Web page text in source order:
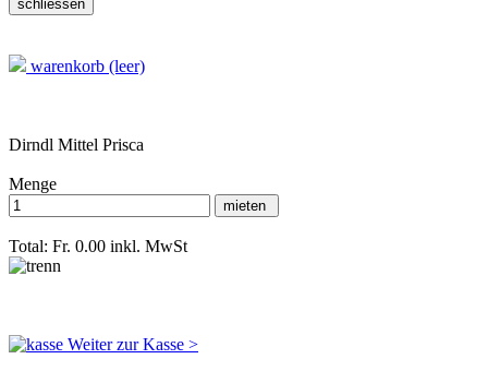
warenkorb (leer)
Dirndl Mittel Prisca
Menge
Total: Fr. 0.00 inkl. MwSt
Weiter zur Kasse >